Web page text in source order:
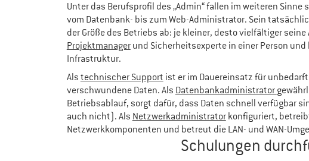
Unter das Berufsprofil des „Admin“ fallen im weiteren
vom Datenbank- bis zum Web-Administrator. Sein
der Größe des Betriebs ab: je kleiner, desto vielfältiger seine
Projektmanagerund Sicherheitsexperte in einer Person
Infrastruktur.
Als technischer Support ist er im Dauereinsatz für
verschwundene Daten. Als Datenbankadministrator
Betriebsablauf, sorgt dafür, dass Daten schnell verfügbar
auch nicht). Als Netzwerkadministratorkonfiguriert,
Netzwerkkomponenten und betreut die LAN- und WAN-
Schulungen